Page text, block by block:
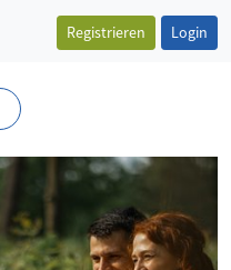
Registrieren Login